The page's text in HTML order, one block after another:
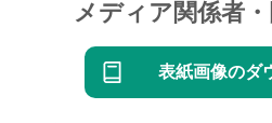
メディア関係者
表紙画像のダ